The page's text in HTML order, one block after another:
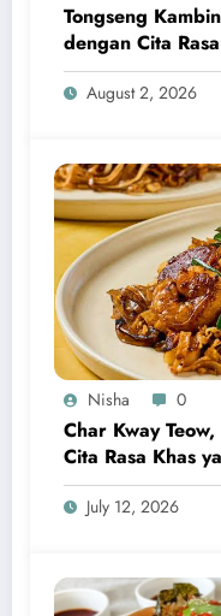
Tongseng
dengan Cita
Menggugah
August 2, 2026
Nisha 0
Char Kway
Cita Rasa Khas
July 12, 2026